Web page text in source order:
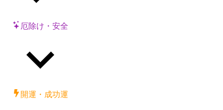
厄除け・安全
開運・成功運